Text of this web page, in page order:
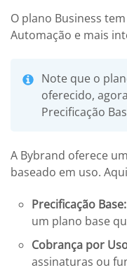
O plano Business
Automação e mais
Note que o
oferecido,
Precificação
A Bybrand oferece
baseado em uso.
Precificação Base:
um plano base
Cobrança por
assinaturas ou